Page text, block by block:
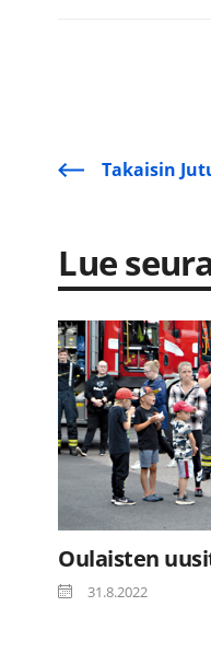
Takaisin
Lue
Oulaisten
31.8.2022